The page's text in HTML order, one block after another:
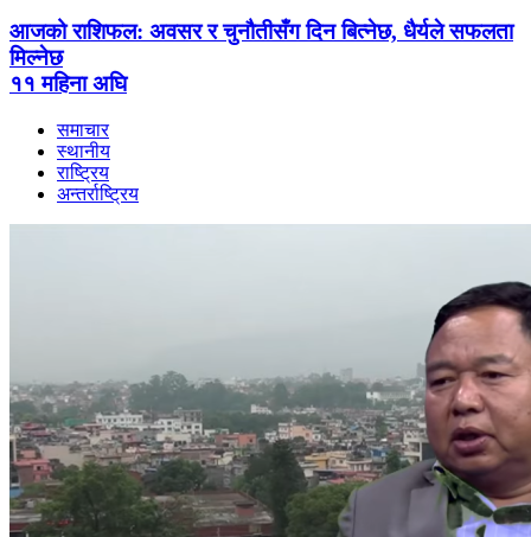
आजको राशिफल: अवसर र चुनौतीसँग दिन बित्नेछ, धैर्यले सफलता
मिल्नेछ
११ महिना अघि
समाचार
स्थानीय
राष्ट्रिय
अन्तर्राष्ट्रिय